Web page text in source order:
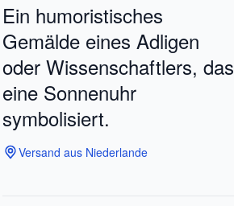
Ein humoristisches
Gemälde eines Adligen
oder Wissenschaftlers, das
eine Sonnenuhr
symbolisiert.
Versand aus Niederlande